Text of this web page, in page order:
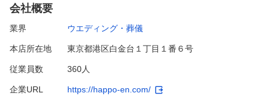
会社概要
業界 ウエディング・葬儀
本店所在地 東京都港区白金台１丁目１番６号
従業員数 360人
企業URL https://happo-en.com/